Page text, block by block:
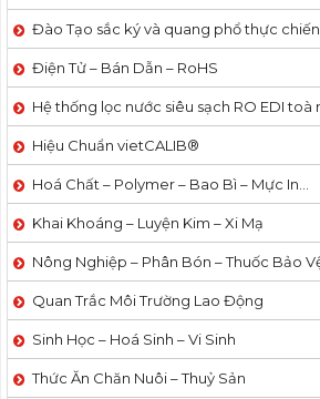
Đào Tạo sắc ký và quang phổ thực
Điện Tử – Bán Dẫn – RoHS
Hệ thống lọc nước siêu sạch RO EDI​​ toà
Hiệu Chuẩn vietCALIB®
Hoá Chất – Polymer – Bao Bì – Mực In…
Khai Khoáng – Luyện Kim – Xi Mạ
Nông Nghiệp – Phân Bón – Thuốc Bảo
Quan Trắc Môi Trường Lao Động
Sinh Học – Hoá Sinh – Vi Sinh
Thức Ăn Chăn Nuôi – Thuỷ Sản